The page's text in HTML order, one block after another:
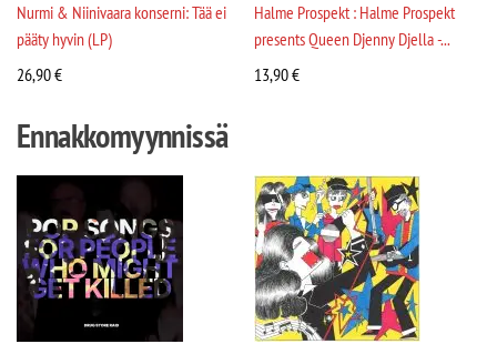
Nurmi & Niinivaara konserni: Tää ei
pääty hyvin (LP)
26,90€
Halme Prospekt : Halme Prospekt
presents Queen Djenny Djella -...
13,90€
Ennakkomyynnissä